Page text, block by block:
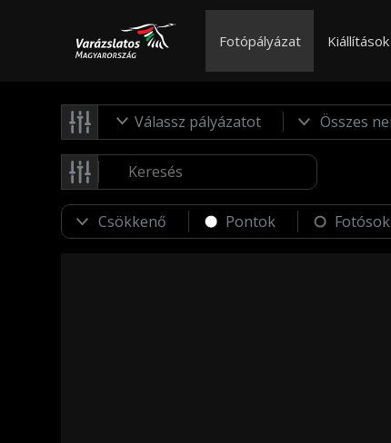
Fotópályázat Kiállítások
Válassz pályázatot
Pontok Fotósok